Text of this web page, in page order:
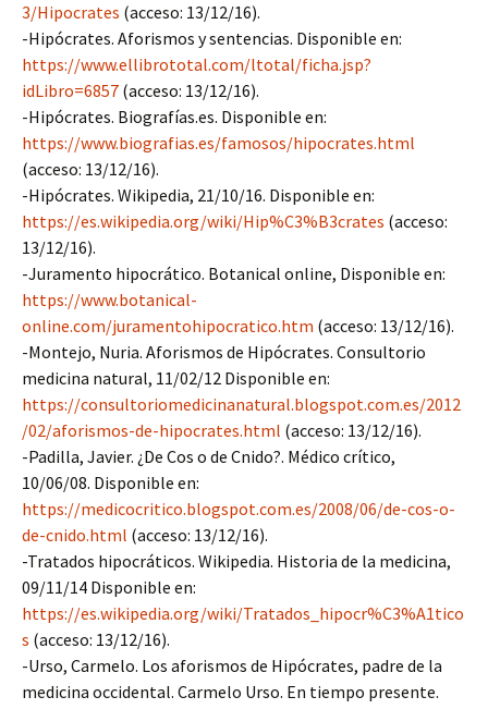
3/Hipocrates (acceso: 13/12/16).
-Hipócrates. Aforismos y sentencias. Disponible en:
https://www.ellibrototal.com/ltotal/ficha.jsp?
idLibro=6857 (acceso: 13/12/16).
-Hipócrates. Biografías.es. Disponible en:
https://www.biografias.es/famosos/hipocrates.html
(acceso: 13/12/16).
-Hipócrates. Wikipedia, 21/10/16. Disponible en:
https://es.wikipedia.org/wiki/Hip%C3%B3crates (acceso:
13/12/16).
-Juramento hipocrático. Botanical online, Disponible en:
https://www.botanical-
online.com/juramentohipocratico.htm (acceso: 13/12/16).
-Montejo, Nuria. Aforismos de Hipócrates. Consultorio
medicina natural, 11/02/12 Disponible en:
https://consultoriomedicinanatural.blogspot.com.es/2012
/02/aforismos-de-hipocrates.html (acceso: 13/12/16).
-Padilla, Javier. ¿De Cos o de Cnido?. Médico crítico,
10/06/08. Disponible en:
https://medicocritico.blogspot.com.es/2008/06/de-cos-o-
de-cnido.html (acceso: 13/12/16).
-Tratados hipocráticos. Wikipedia. Historia de la medicina,
09/11/14 Disponible en:
https://es.wikipedia.org/wiki/Tratados_hipocr%C3%A1tico
s (acceso: 13/12/16).
-Urso, Carmelo. Los aforismos de Hipócrates, padre de la
medicina occidental. Carmelo Urso. En tiempo presente.